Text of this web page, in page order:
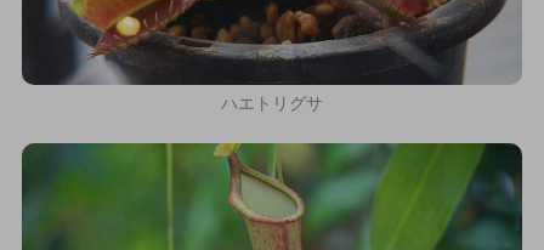
ハエトリグサ